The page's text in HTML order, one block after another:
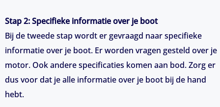
Stap 2: Specifieke informatie over je boot
Bij de tweede stap wordt er gevraagd naar specifieke
informatie over je boot. Er worden vragen gesteld over je
motor. Ook andere specificaties komen aan bod. Zorg er
dus voor dat je alle informatie over je boot bij de hand
hebt.